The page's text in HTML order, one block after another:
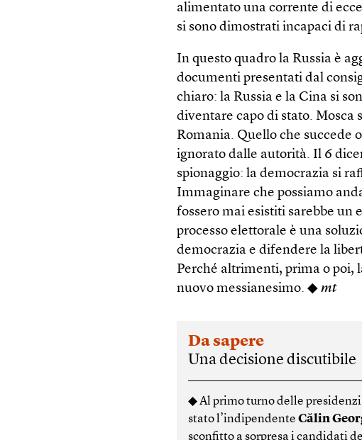
alimentato una corrente di
si sono dimostrati incapaci di
In questo quadro la Russia è
documenti presentati dal
chiaro: la Russia e la Cina si
diventare capo di stato. Mosca
Romania. Quello che succede
ignorato dalle autorità. Il 6
spionaggio: la democrazia si
Immaginare che possiamo
fossero mai esistiti sarebbe
processo elettorale è una
democrazia e difendere la
Perché altrimenti, prima o poi,
nuovo messianesimo. ◆mt
Da sapere
Una decisione discutibile
◆ Al primo turno delle
stato l’indipendenteCălin
sconfitto a sorpresa i candidati